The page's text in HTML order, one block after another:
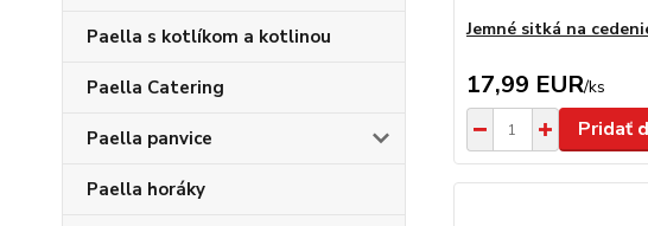
Paella s kotlíkom a kotlinou
Paella Catering
Paella panvice
Paella horáky
Jemné sitká na
17,99 EUR/ks
Pridať